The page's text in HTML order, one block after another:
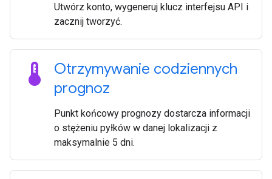
Utwórz konto, wygeneruj klucz interfejsu API i
zacznij tworzyć.
thermostat
Otrzymywanie codziennych
prognoz
Punkt końcowy prognozy dostarcza informacji
o stężeniu pyłków w danej lokalizacji z
maksymalnie 5 dni.